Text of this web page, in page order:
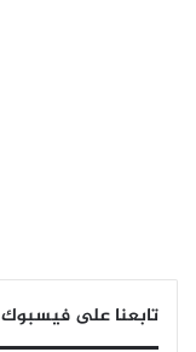
تابعنا على فيسبوك